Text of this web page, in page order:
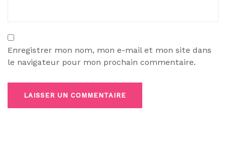
Enregistrer mon nom, mon e-mail et mon site dans
le navigateur pour mon prochain commentaire.